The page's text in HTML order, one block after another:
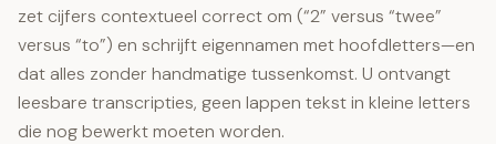
zet cijfers contextueel correct om (“2” versus “twee”
versus “to”) en schrijft eigennamen met hoofdletters—en
dat alles zonder handmatige tussenkomst. U ontvangt
leesbare transcripties, geen lappen tekst in kleine letters
die nog bewerkt moeten worden.